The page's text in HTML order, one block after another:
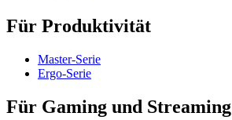
Für Produktivität
Master-Serie
Ergo-Serie
Für Gaming und Streaming